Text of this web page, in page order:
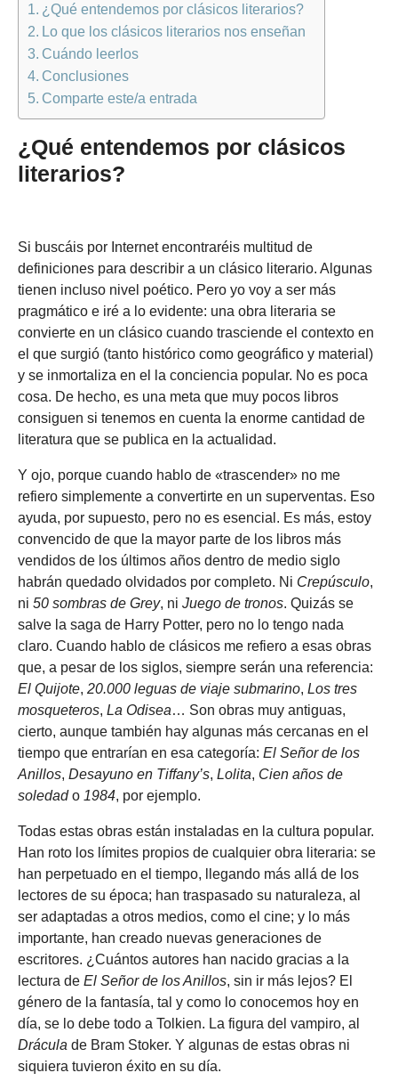
¿Qué entendemos por clásicos literarios?
Lo que los clásicos literarios nos enseñan
Cuándo leerlos
Conclusiones
Comparte este/a entrada
¿Qué entendemos por clásicos
literarios?
Si buscáis por Internet encontraréis multitud de
definiciones para describir a un clásico literario. Algunas
tienen incluso nivel poético. Pero yo voy a ser más
pragmático e iré a lo evidente: una obra literaria se
convierte en un clásico cuando trasciende el contexto en
el que surgió (tanto histórico como geográfico y material)
y se inmortaliza en el la conciencia popular. No es poca
cosa. De hecho, es una meta que muy pocos libros
consiguen si tenemos en cuenta la enorme cantidad de
literatura que se publica en la actualidad.
Y ojo, porque cuando hablo de «trascender» no me
refiero simplemente a convertirte en un superventas. Eso
ayuda, por supuesto, pero no es esencial. Es más, estoy
convencido de que la mayor parte de los libros más
vendidos de los últimos años dentro de medio siglo
habrán quedado olvidados por completo. Ni Crepúsculo,
ni 50 sombras de Grey, ni Juego de tronos. Quizás se
salve la saga de Harry Potter, pero no lo tengo nada
claro. Cuando hablo de clásicos me refiero a esas obras
que, a pesar de los siglos, siempre serán una referencia:
El Quijote, 20.000 leguas de viaje submarino, Los tres
mosqueteros, La Odisea… Son obras muy antiguas,
cierto, aunque también hay algunas más cercanas en el
tiempo que entrarían en esa categoría: El Señor de los
Anillos, Desayuno en Tiffany’s, Lolita, Cien años de
soledado 1984, por ejemplo.
Todas estas obras están instaladas en la cultura popular.
Han roto los límites propios de cualquier obra literaria: se
han perpetuado en el tiempo, llegando más allá de los
lectores de su época; han traspasado su naturaleza, al
ser adaptadas a otros medios, como el cine; y lo más
importante, han creado nuevas generaciones de
escritores. ¿Cuántos autores han nacido gracias a la
lectura de El Señor de los Anillos, sin ir más lejos? El
género de la fantasía, tal y como lo conocemos hoy en
día, se lo debe todo a Tolkien. La figura del vampiro, al
Drácula de Bram Stoker. Y algunas de estas obras ni
siquiera tuvieron éxito en su día.